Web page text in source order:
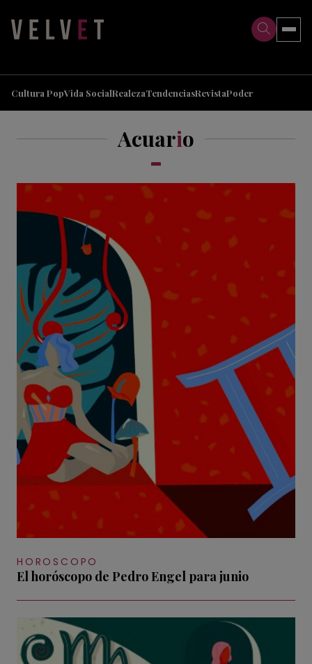
Cultura PopVida SocialRealezaTendenciasRevistaPoder
Acuario
HOROSCOPO
El horóscopo de Pedro Engel para junio